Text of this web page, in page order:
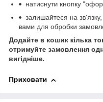
натиснути кнопку
залишайтеся на
вами для обробки
Додайте в кошик кілька
отримуйте замовлення
вигідніше.
Приховати